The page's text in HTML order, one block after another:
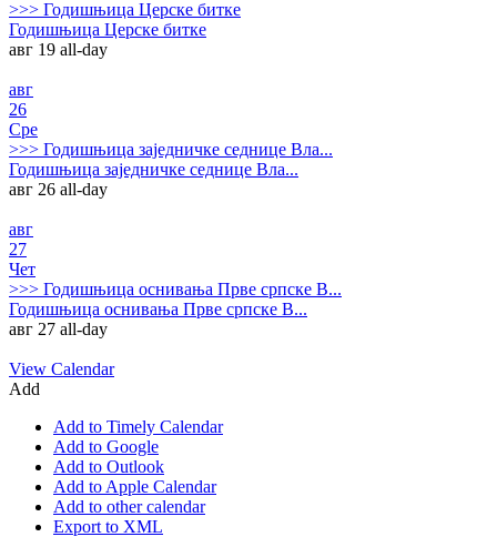
>>> Годишњица Церске битке
Годишњица Церске битке
авг 19 all-day
авг
26
Сре
>>> Годишњица заједничке седнице Вла...
Годишњица заједничке седнице Вла...
авг 26 all-day
авг
27
Чет
>>> Годишњица оснивања Прве српске В...
Годишњица оснивања Прве српске В...
авг 27 all-day
View Calendar
Add
Add to Timely Calendar
Add to Google
Add to Outlook
Add to Apple Calendar
Add to other calendar
Export to XML